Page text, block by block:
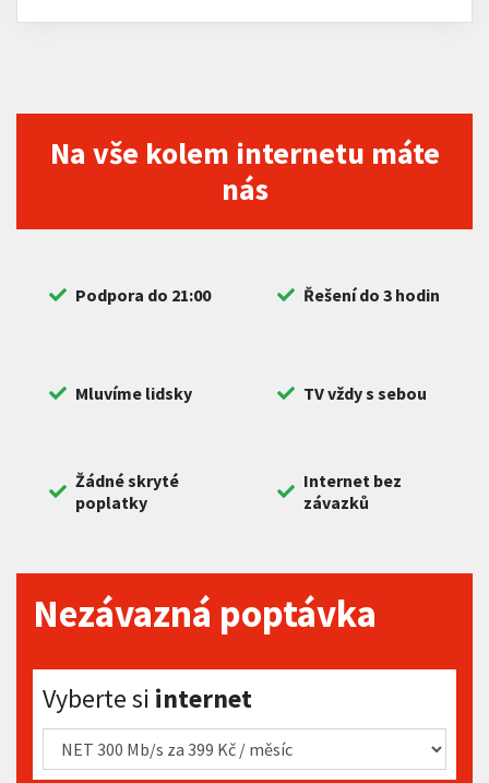
Na vše kolem internetu máte
nás
Podpora do 21:00 Řešení do 3 hodin
Mluvíme lidsky TV vždy s sebou
Žádné skryté
poplatky
Internet bez
závazků
Nezávazná poptávka
Vyberte si internet
Vyberte si internet